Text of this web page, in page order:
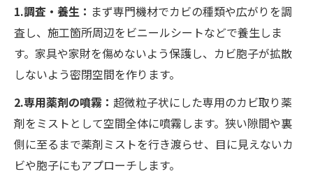
1.調査・養生： まず専門機材でカビの種類や広がりを調
査し、施工箇所周辺をビニールシートなどで養生しま
す。家具や家財を傷めないよう保護し、カビ胞子が拡散
しないよう密閉空間を作ります。
2.専用薬剤の噴霧： 超微粒子状にした専用のカビ取り薬
剤をミストとして空間全体に噴霧します。狭い隙間や裏
側に至るまで薬剤ミストを行き渡らせ、目に見えないカ
ビや胞子にもアプローチします。